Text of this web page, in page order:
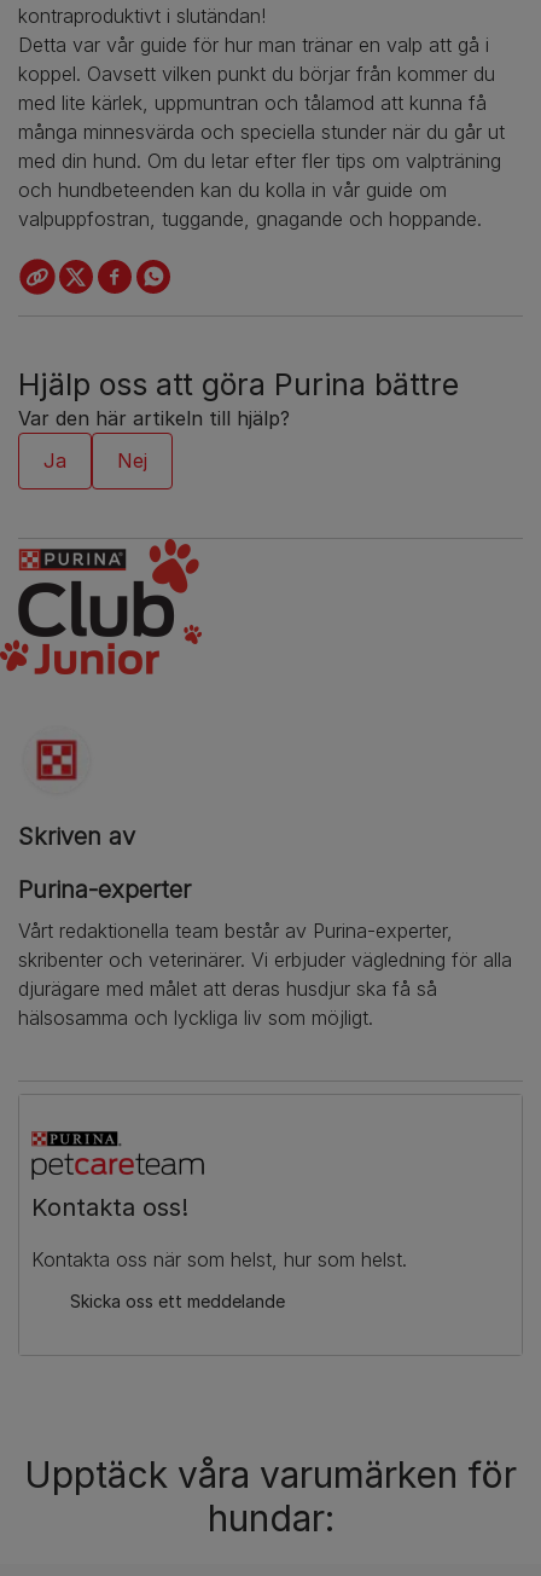
kontraproduktivt i slutändan!
Detta var vår guide för hur man tränar en valp att gå i
koppel. Oavsett vilken punkt du börjar från kommer du
med lite kärlek, uppmuntran och tålamod att kunna få
många minnesvärda och speciella stunder när du går ut
med din hund. Om du letar efter fler tips om valpträning
och hundbeteenden kan du kolla in vår guide om
valpuppfostran, tuggande, gnagande och hoppande.
Hjälp oss att göra Purina bättre
Var den här artikeln till hjälp?
Skriven av
Purina-experter
Vårt redaktionella team består av Purina-experter,
skribenter och veterinärer. Vi erbjuder vägledning för alla
djurägare med målet att deras husdjur ska få så
hälsosamma och lyckliga liv som möjligt.
Kontakta oss!
Kontakta oss när som helst, hur som helst.
Skicka oss ett meddelande
Upptäck våra varumärken för
hundar: